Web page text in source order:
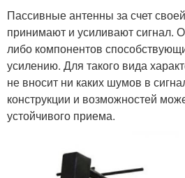
Пассивные антенны за счет
принимают и усиливают сигнал.
либо компонентов
усилению. Для такого вида
не вносит ни каких шумов в
конструкции и возможностей
устойчивого приема.